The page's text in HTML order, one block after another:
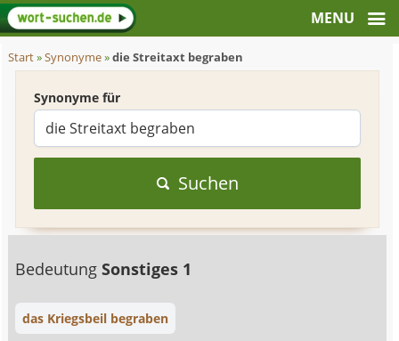
Start»Synonyme»die Streitaxt begraben
Synonyme für
Suchen
BedeutungSonstiges 1
das Kriegsbeil begraben